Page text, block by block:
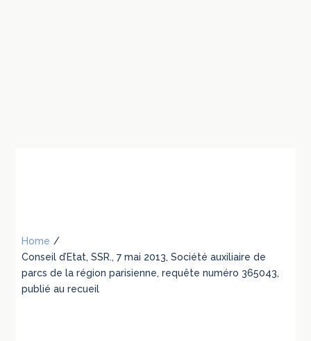
Home /
Conseil d’Etat, SSR., 7 mai 2013, Société auxiliaire de
parcs de la région parisienne, requête numéro 365043,
publié au recueil